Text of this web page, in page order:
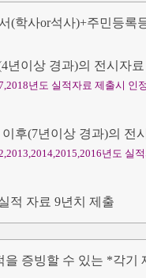
(학사or석사)+주민등록
년이상 경과)의 전시자
년도 실적자료 제출시 인정
후(7년이상 경과)의 전
년도 실
적 자료 9년치 제출
을 증빙할 수 있는 *각